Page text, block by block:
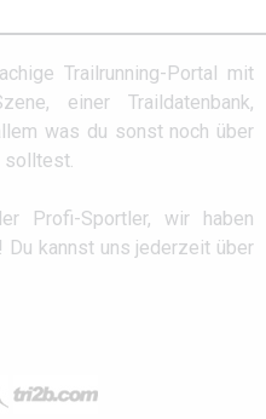
Trailrunning-Portal mit
einer Traildatenbank,
was du sonst noch über
solltest.
Profi-Sportler, wir haben
kannst uns jederzeit über